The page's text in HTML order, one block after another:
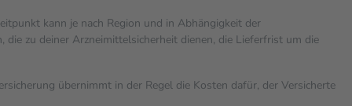
kann je nach Region und in Abhängigkeit der
zu deiner Arzneimittelsicherheit dienen, die Lieferfrist um die
übernimmt in der Regel die Kosten dafür, der Versicherte